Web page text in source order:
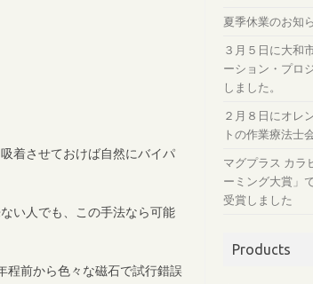
着させておけば自然にバイパ
い人でも、この手法なら可能
程前から色々な磁石で試行錯誤
夏季休業のお知
３月５日に大和
ーション・プロ
しました。
２月８日にオレ
トの作業療法士
マグプラス カラ
ーミング大賞」
受賞しました
Products